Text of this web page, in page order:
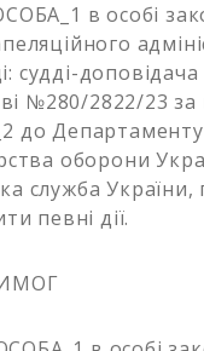
в особі
судді-
№280/2822/23
до Департаменту
оборони
служба
певні дії.